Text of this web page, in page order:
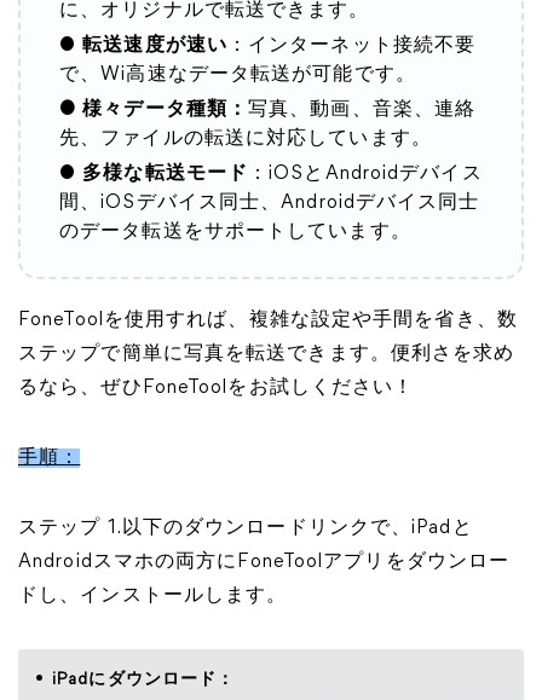
に、オリジナルで転送できます。
●転送速度が速い ：インターネット接続不要
で、Wi高速なデータ転送が可能です。
● 様々データ種類： 写真、動画、音楽、連絡
先、ファイルの転送に対応しています。
● 多様な転送モード
：iOSとAndroidデバイス
間、iOSデバイス同士、Androidデバイス同士
のデータ転送をサポートしています。
FoneToolを使用すれば、複雑な設定や手間を省き、数
ステップで簡単に写真を転送できます。便利さを求め
るなら、ぜひFoneToolをお試しください！
手順：
ステップ 1.以下のダウンロードリンクで、iPadと
Androidスマホの両方にFoneToolアプリをダウンロー
ドし、インストールします。
iPadにダウンロード：